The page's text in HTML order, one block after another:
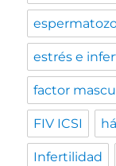
estrés e
factor
FIV ICSI
Infertilidad